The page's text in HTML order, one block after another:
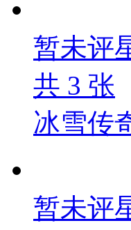
暂未评
共 3 张
冰雪传
暂未评